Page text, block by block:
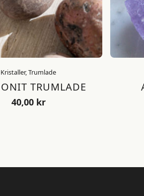
Kristaller, Trumlade
TRUMLADE
40,00 kr